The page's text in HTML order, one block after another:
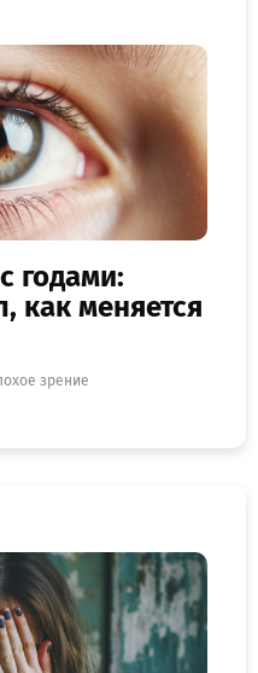
годами:
как меняется
зрение